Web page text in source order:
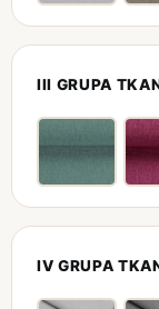
III GRUPA
IV GRUPA